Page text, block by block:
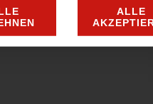
ALLE